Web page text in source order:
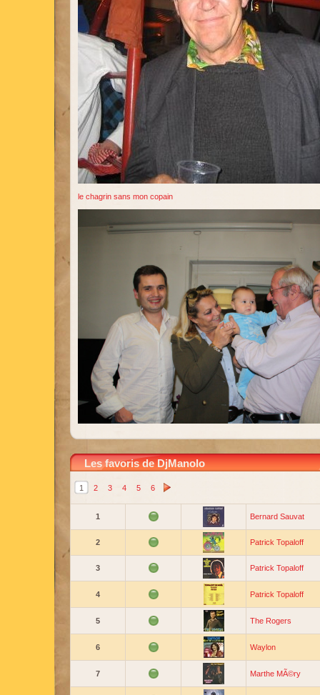
le chagrin sans mon copain
Les favoris de DjManolo
1 2 3 4 5 6
1 Bernard Sauvat
2 Patrick Topaloff
3 Patrick Topaloff
4 Patrick Topaloff
5 The Rogers
6 Waylon
7 Marthe MÃ©ry